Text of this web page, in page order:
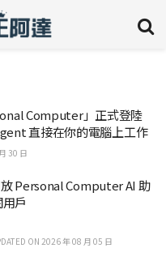
Computer」正式登陸
直接在你的電腦上工作
30 日
Personal Computer AI 助
戶
ON 2026 年 08 月 05 日